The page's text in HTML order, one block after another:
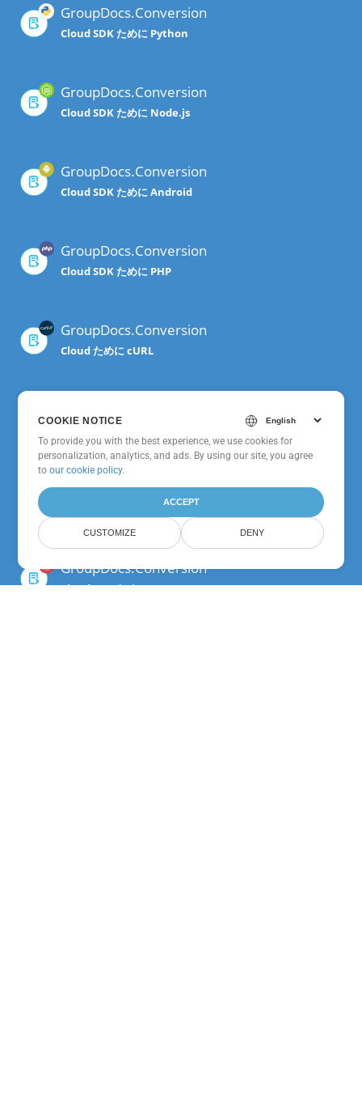
GroupDocs.Conversion
Cloud SDK ために Python
GroupDocs.Conversion
Cloud SDK ために Node.js
GroupDocs.Conversion
Cloud SDK ために Android
GroupDocs.Conversion
Cloud SDK ために PHP
GroupDocs.Conversion
Cloud ために cURL
GroupDocs.Conversion
Cloud SDK ために Go
GroupDocs.Conversion
Cloud SDK ために Java
COOKIE NOTICE
To provide you with the best experience, we use cookies for
personalization, analytics, and ads. By using our site, you agree
toour cookie policy.
ACCEPT
CUSTOMIZE DENY